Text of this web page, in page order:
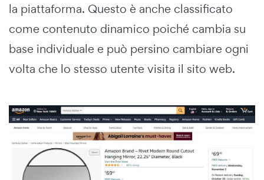
la piattaforma. Questo è anche classificato
come contenuto dinamico poiché cambia su
base individuale e può persino cambiare ogni
volta che lo stesso utente visita il sito web.